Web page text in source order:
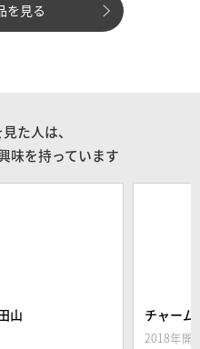
を見る
た人は、
味を持っています
山 チャーム
2018年開